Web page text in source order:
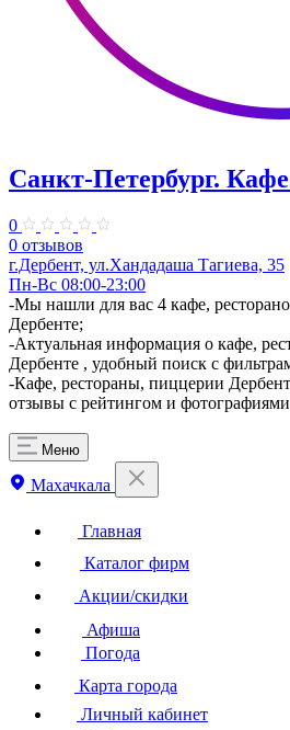
Санкт-Петербург.
0
0 отзывов
г.Дербент, ул.​Хандадаша Тагиева, 35
Пн-Вс 08:00-23:00
-Мы нашли для вас 4 кафе,
Дербенте;
-Актуальная информация о кафе,
Дербенте , удобный поиск с
-Кафе, рестораны, пиццерии
отзывы с рейтингом и
Меню
Махачкала
Главная
Каталог фирм
Акции/скидки
Афиша
Погода
Карта города
Личный кабинет